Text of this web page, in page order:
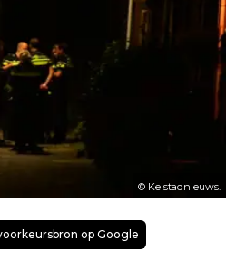
© Keistadnieuws.
op Google